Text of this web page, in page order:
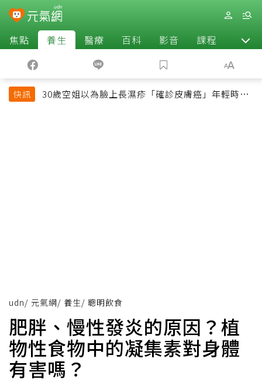
焦點 養生 醫療 百科 影音 課程 退休
快訊
30歲空姐以為臉上長濕疹「確診皮膚癌」年輕時一
udn/ 元氣網/ 養生/ 聰明飲食
肥胖、慢性發炎的原因？植
物性食物中的凝集素對身體
有害嗎？